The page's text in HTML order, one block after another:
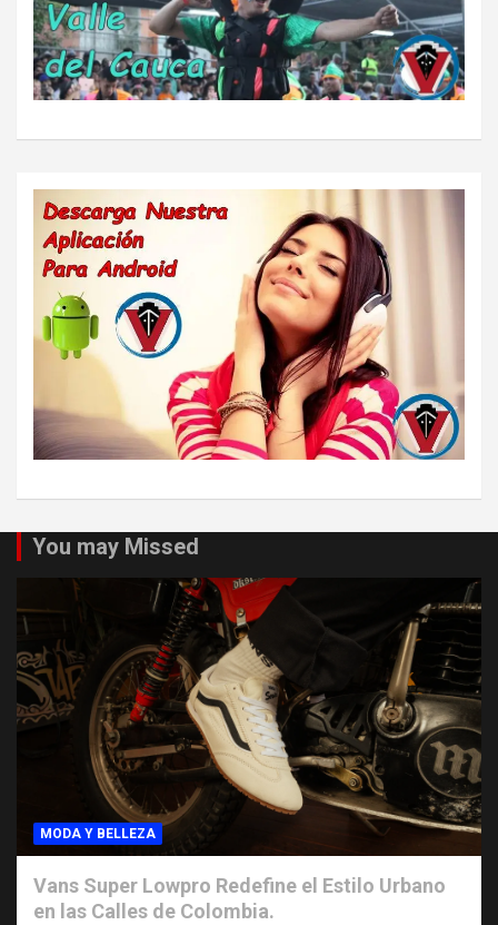
You may Missed
MODA Y BELLEZA
Vans Super Lowpro Redefine el Estilo Urbano
en las Calles de Colombia.